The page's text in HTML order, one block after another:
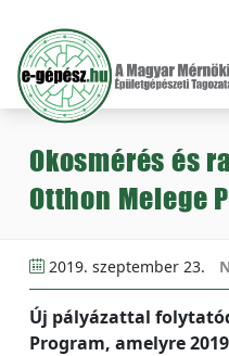
Okosmérés és
Otthon Melege
2019. szeptember 23.
Új pályázattal
Program, amelyre